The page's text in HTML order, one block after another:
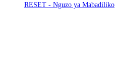
RESET - Nguzo ya Mabadiliko